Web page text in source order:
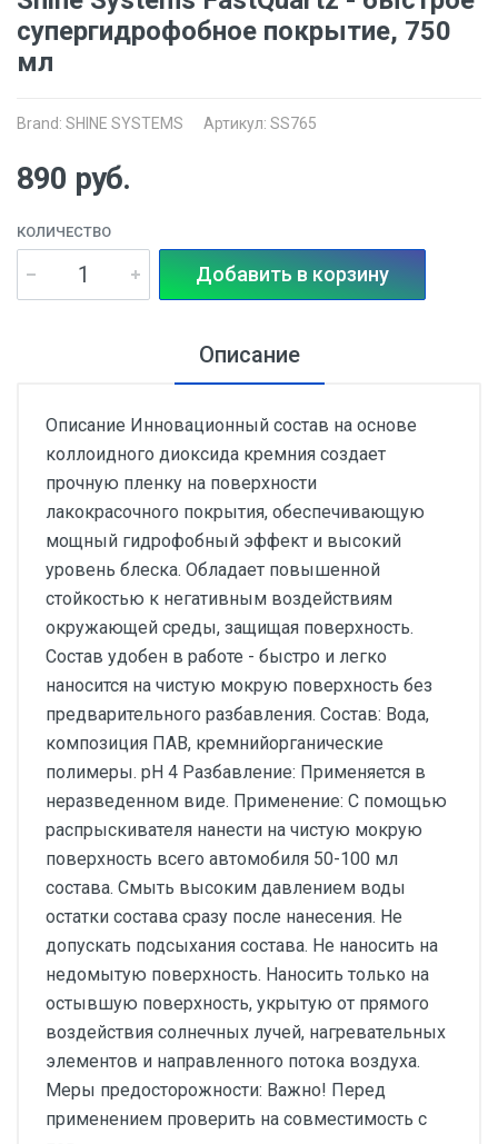
супергидрофобное покрытие, 750
мл
Brand: SHINE SYSTEMS Артикул: SS765
890 руб.
КОЛИЧЕСТВО
Добавить в корзину
Описание
Описание Инновационный состав на основе
коллоидного диоксида кремния создает
прочную пленку на поверхности
лакокрасочного покрытия, обеспечивающую
мощный гидрофобный эффект и высокий
уровень блеска. Обладает повышенной
стойкостью к негативным воздействиям
окружающей среды, защищая поверхность.
Состав удобен в работе - быстро и легко
наносится на чистую мокрую поверхность без
предварительного разбавления. Состав: Вода,
композиция ПАВ, кремнийорганические
полимеры. pH 4 Разбавление: Применяется в
неразведенном виде. Применение: С помощью
распрыскивателя нанести на чистую мокрую
поверхность всего автомобиля 50-100 мл
состава. Смыть высоким давлением воды
остатки состава сразу после нанесения. Не
допускать подсыхания состава. Не наносить на
недомытую поверхность. Наносить только на
остывшую поверхность, укрытую от прямого
воздействия солнечных лучей, нагревательных
элементов и направленного потока воздуха.
Меры предосторожности: Важно! Перед
применением проверить на совместимость с